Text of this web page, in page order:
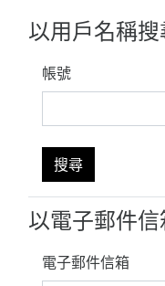
以用戶名稱搜
帳號
以電子郵件
電子郵件信箱